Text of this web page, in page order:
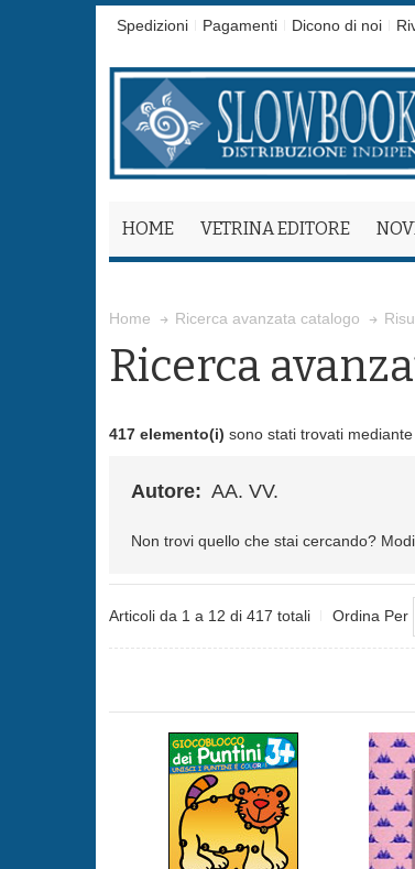
Spedizioni Pagamenti Dicono di noi
HOME VETRINA EDITORE
Home Ricerca avanzata catalogo
Ricerca
417 elemento(i) sono stati trovati
Autore: AA. VV.
Non trovi quello che stai cercando?
Articoli da 1 a 12 di 417 totali Ordina Per